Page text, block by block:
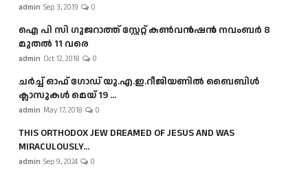
admin Sep 3, 2019 0
ഐ പി സി ഗുജറാത്ത് സ്റ്റേറ്റ് കൺവൻഷൻ നവംബർ 8
മുതൽ 11 വരെ
admin Oct 12, 2018 0
ചർച്ച് ഓഫ് ഗോഡ് യു.എ.ഇ.റീജിയണിൽ ബൈബിൾ
ക്ലാസുകൾ മെയ് 19 ...
admin May 17, 2018 0
THIS ORTHODOX JEW DREAMED OF JESUS AND WAS
MIRACULOUSLY...
admin Sep 9, 2024 0